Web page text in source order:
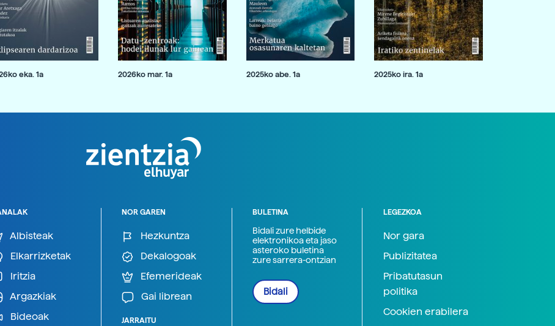
eka. 1a 2026ko mar. 1a 2025ko abe. 1a 2025ko ira. 1a
Albisteak
Elkarrizketak
Iritzia
Argazkiak
Bideoak
NOR GAREN
Hezkuntza
Dekalogoak
Efemerideak
Gai librean
JARRAITU
BULETINA
Bidali zure helbide
elektronikoa eta jaso
asteroko buletina
zure sarrera-ontzian
Bidali
LEGEZKOA
Nor gara
Publizitatea
Pribatutasun
politika
Cookien erabilera